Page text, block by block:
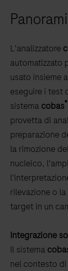
arrow
to
scroll
between
the
tabs
L'analizzatore
automatizzato
usato insieme
eseguire i test
sistema cobas®
provetta di
preparazione
la rimozione
nucleico,
rilevazione o
target in un
Integrazione
Il sistema
nel contesto